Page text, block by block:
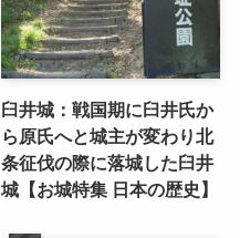
臼井城：戦国期に臼井氏か
ら原氏へと城主が変わり北
条征伐の際に落城した臼井
城【お城特集 日本の歴史】